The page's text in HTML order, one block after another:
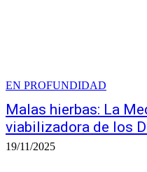
EN PROFUNDIDAD
Malas hierbas: La
viabilizadora de los
19/11/2025